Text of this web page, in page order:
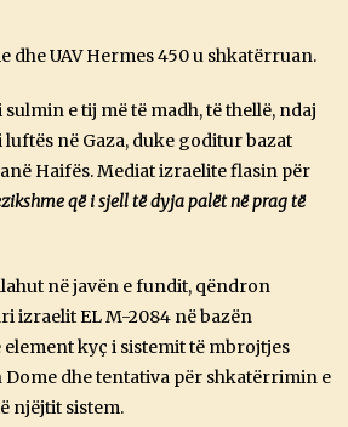
I
L
,
0
2
4
dhe UAV Hermes 450 u shkatërruan.
e tij më të madh, të thellë, ndaj
në Gaza, duke goditur bazat
Haifës. Mediat izraelite flasin për
që i sjell të dyja palët në prag të
në javën e fundit, qëndron
izraelit EL M-2084 në bazën
kyç i sistemit të mbrojtjes
dhe tentativa për shkatërrimin e
njëjtit sistem.